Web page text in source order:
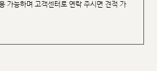
가능하며 고객센터로 연락 주시면 견적 가